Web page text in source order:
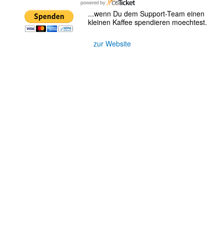
...wenn Du dem Support-Team einen
kleinen Kaffee spendieren moechtest.
zur Website